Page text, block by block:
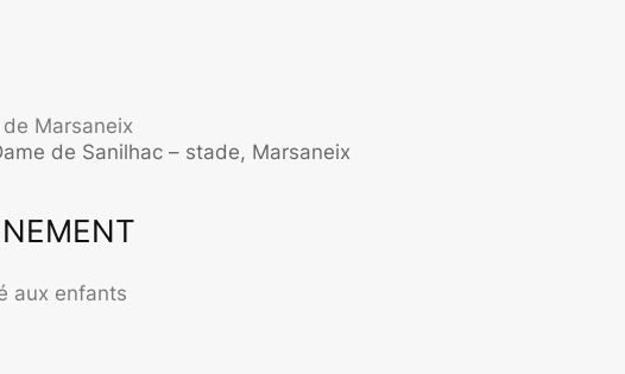
Marsaneix
de Sanilhac – stade, Marsaneix
aux enfants